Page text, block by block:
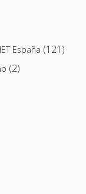
España (121)
(2)